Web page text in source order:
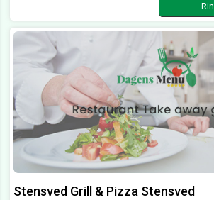
Stensved Grill & Pizza Stensved